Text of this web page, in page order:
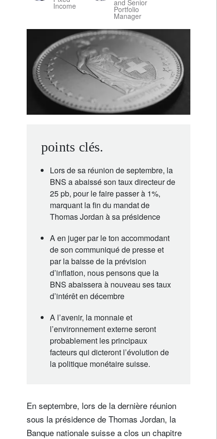
Income and Senior
Portfolio
Manager
points clés.
Lors de sa réunion de septembre, la
BNS a abaissé son taux directeur de
25 pb, pour le faire passer à 1%,
marquant la fin du mandat de
Thomas Jordan à sa présidence
A en juger par le ton accommodant
de son communiqué de presse et
par la baisse de la prévision
d’inflation, nous pensons que la
BNS abaissera à nouveau ses taux
d’intérêt en décembre
A l’avenir, la monnaie et
l’environnement externe seront
probablement les principaux
facteurs qui dicteront l’évolution de
la politique monétaire suisse.
En septembre, lors de la dernière réunion
sous la présidence de Thomas Jordan, la
Banque nationale suisse a clos un chapitre